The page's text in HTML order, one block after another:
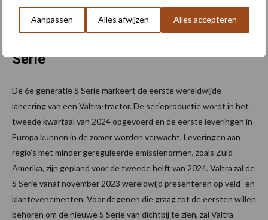
Aanpassen Alles afwijzen Alles accepteren
op de weg.
De wereldwijde lancering van de S
Serie
De 6e generatie S Serie markeert de eerste wereldwijde
lancering van een Valtra-tractor. De serieproductie wordt in het
tweede kwartaal van 2024 opgevoerd en de eerste leveringen in
Europa kunnen in de zomer worden verwacht. Leveringen aan
regio’s met minder gereguleerde emissienormen, zoals Zuid-
Amerika, zijn gepland voor de tweede helft van 2024. Valtra zal de
S Serie vanaf november 2023 wereldwijd presenteren op veld- en
klantevenementen. Voor degenen die graag tot de eersten willen
behoren om de nieuwe S Serie van dichtbij te zien, zal Valtra